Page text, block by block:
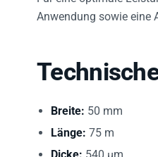
Anwendung sowie eine
Breite: 50 mm
Länge: 75 m
Dicke: 540 µm